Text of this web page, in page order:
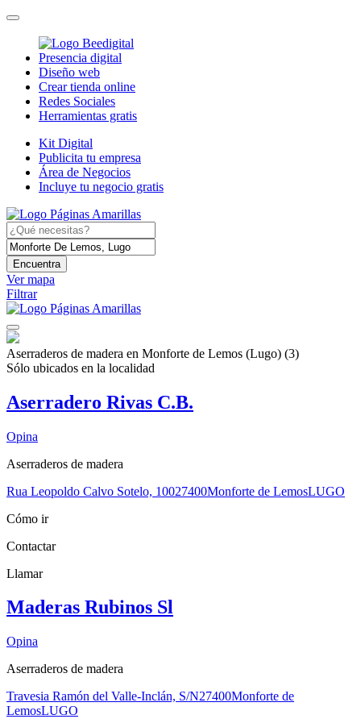
Presencia digital
Diseño web
Crear tienda online
Redes Sociales
Herramientas gratis
Kit Digital
Publicita tu empresa
Área de Negocios
Incluye tu negocio gratis
Encuentra
Ver mapa
Filtrar
Aserraderos de madera en Monforte de Lemos (Lugo) (3)
Sólo ubicados en la localidad
Aserradero Rivas C.B.
Opina
Aserraderos de madera
Rua Leopoldo Calvo Sotelo, 10027400Monforte de LemosLUGO
Cómo ir
Contactar
Llamar
Maderas Rubinos Sl
Opina
Aserraderos de madera
Travesia Ramón del Valle-Inclán, S/N27400Monforte de
LemosLUGO